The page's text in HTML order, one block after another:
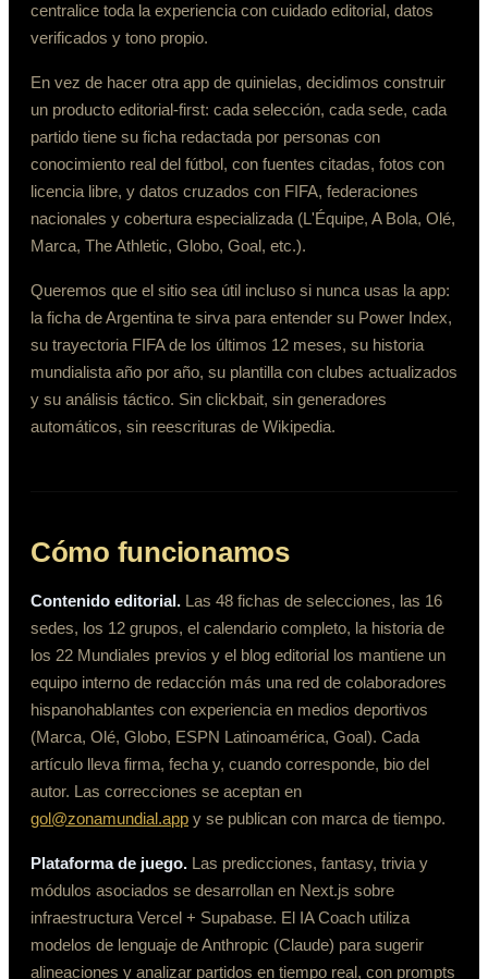
centralice toda la experiencia con cuidado editorial, datos
verificados y tono propio.
En vez de hacer otra app de quinielas, decidimos construir
un producto editorial-first: cada selección, cada sede, cada
partido tiene su ficha redactada por personas con
conocimiento real del fútbol, con fuentes citadas, fotos con
licencia libre, y datos cruzados con FIFA, federaciones
nacionales y cobertura especializada (L'Équipe, A Bola, Olé,
Marca, The Athletic, Globo, Goal, etc.).
Queremos que el sitio sea útil incluso si nunca usas la app:
la ficha de Argentina te sirva para entender su Power Index,
su trayectoria FIFA de los últimos 12 meses, su historia
mundialista año por año, su plantilla con clubes actualizados
y su análisis táctico. Sin clickbait, sin generadores
automáticos, sin reescrituras de Wikipedia.
Cómo funcionamos
Contenido editorial. Las 48 fichas de selecciones, las 16
sedes, los 12 grupos, el calendario completo, la historia de
los 22 Mundiales previos y el blog editorial los mantiene un
equipo interno de redacción más una red de colaboradores
hispanohablantes con experiencia en medios deportivos
(Marca, Olé, Globo, ESPN Latinoamérica, Goal). Cada
artículo lleva firma, fecha y, cuando corresponde, bio del
autor. Las correcciones se aceptan en
gol@zonamundial.app y se publican con marca de tiempo.
Plataforma de juego. Las predicciones, fantasy, trivia y
módulos asociados se desarrollan en Next.js sobre
infraestructura Vercel + Supabase. El IA Coach utiliza
modelos de lenguaje de Anthropic (Claude) para sugerir
alineaciones y analizar partidos en tiempo real, con prompts